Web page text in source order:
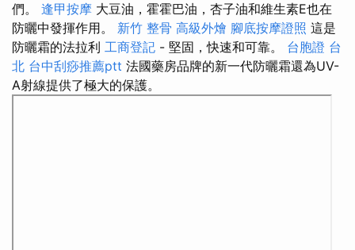
們。 逢甲按摩 大豆油，霍霍巴油，杏子油和維生素E也在
防曬中發揮作用。 新竹 整骨 高級外燴 腳底按摩證照 這是
防曬霜的法拉利 工商登記 - 堅固，快速和可靠。 台胞證 台
北 台中刮痧推薦ptt 法國藥房品牌的新一代防曬霜還為UV-
A射線提供了極大的保護。